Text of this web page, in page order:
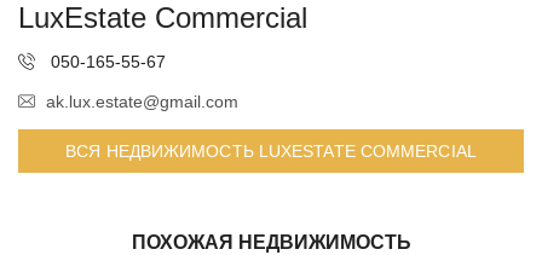
LuxEstate Commercial
050-165-55-67
ak.lux.estate@gmail.com
ВСЯ НЕДВИЖИМОСТЬ LUXESTATE COMMERCIAL
ПОХОЖАЯ НЕДВИЖИМОСТЬ